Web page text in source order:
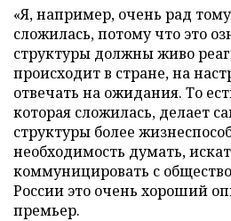
«Я, например, очень рад
сложилась, потому что это
структуры должны живо
происходит в стране, на
отвечать на ожидания. То
которая сложилась, делает
структуры более
необходимость думать,
коммуницировать с
России это очень хороший
премьер.